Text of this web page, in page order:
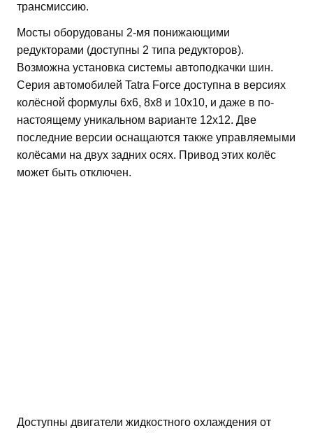
трансмиссию.
Мосты оборудованы 2-мя понижающими
редукторами (доступны 2 типа редукторов).
Возможна установка системы автоподкачки шин.
Серия автомобилей Tatra Force доступна в версиях
колёсной формулы 6х6, 8х8 и 10х10, и даже в по-
настоящему уникальном варианте 12х12. Две
последние версии оснащаются также управляемыми
колёсами на двух задних осях. Привод этих колёс
может быть отключен.
Доступны двигатели жидкостного охлаждения от